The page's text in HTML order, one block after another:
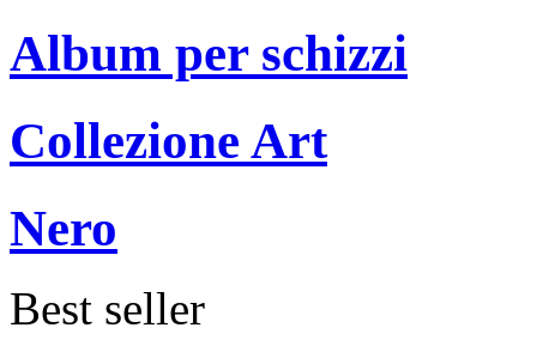
Album per schizzi
Collezione Art
Nero
Best seller